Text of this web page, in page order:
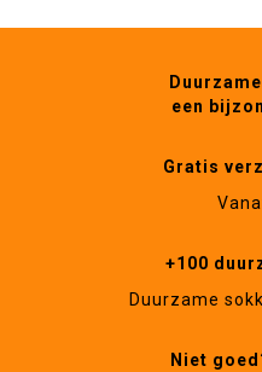
een
Gratis
+100
Duurzame
Niet